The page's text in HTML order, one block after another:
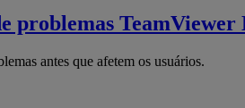
problemas TeamViewer
antes que afetem os usuários.